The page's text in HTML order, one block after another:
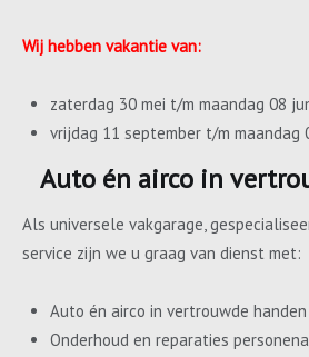
Wij hebben vakantie van:
zaterdag 30 mei t/m maandag 08
vrijdag 11 september t/m maandag
Auto én airco in
Als universele vakgarage,
service zijn we u graag van dienst met:
Auto én airco in vertrouwde handen
Onderhoud en reparaties